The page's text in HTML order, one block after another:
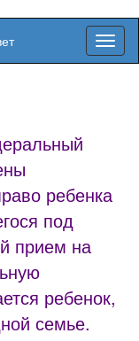
Вкл/
выкл
ребенка
под
прием на
ребенок,
семье.